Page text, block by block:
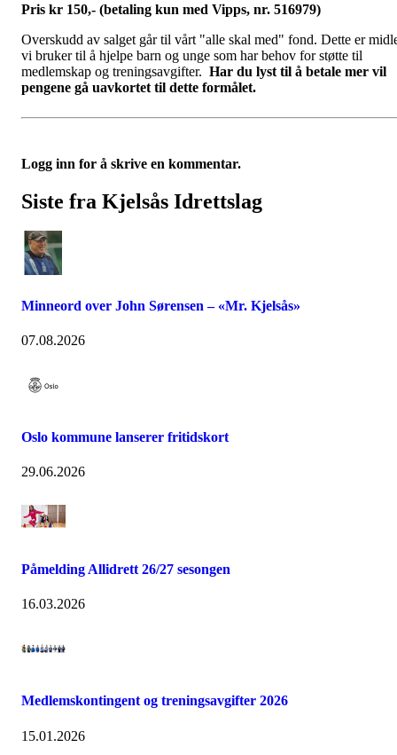
Pris kr 150,- (betaling kun med Vipps, nr. 516979)
Overskudd av salget går til vårt "alle skal med" fond. Dette er
vi bruker til å hjelpe barn og unge som har behov for støtte til
medlemskap og treningsavgifter. Har du lyst til å betale mer vil
pengene gå uavkortet til dette formålet.
Logg inn for å skrive en kommentar.
Siste fra Kjelsås Idrettslag
Minneord over John Sørensen – «Mr. Kjelsås»
07.08.2026
Oslo kommune lanserer fritidskort
29.06.2026
Påmelding Allidrett 26/27 sesongen
16.03.2026
Medlemskontingent og treningsavgifter 2026
15.01.2026